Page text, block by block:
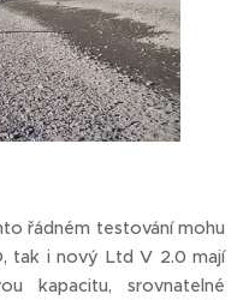
řádném testování mohu
tak i nový Ltd V 2.0 mají
kapacitu, srovnatelné